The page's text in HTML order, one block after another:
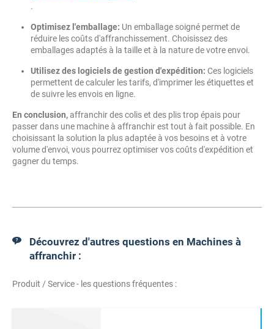
.
Optimisez l'emballage: Un emballage soigné permet de
réduire les coûts d'affranchissement. Choisissez des
emballages adaptés à la taille et à la nature de votre envoi.
Utilisez des logiciels de gestion d'expédition: Ces logiciels
permettent de calculer les tarifs, d'imprimer les étiquettes et
de suivre les envois en ligne.
En conclusion,affranchir des colis et des plis trop épais pour
passer dans une machine à affranchir est tout à fait possible. En
choisissant la solution la plus adaptée à vos besoins et à votre
volume d'envoi, vous pourrez optimiser vos coûts d'expédition et
gagner du temps.
Découvrez d'autres questions en Machines à
affranchir :
Produit / Service - les questions fréquentes :